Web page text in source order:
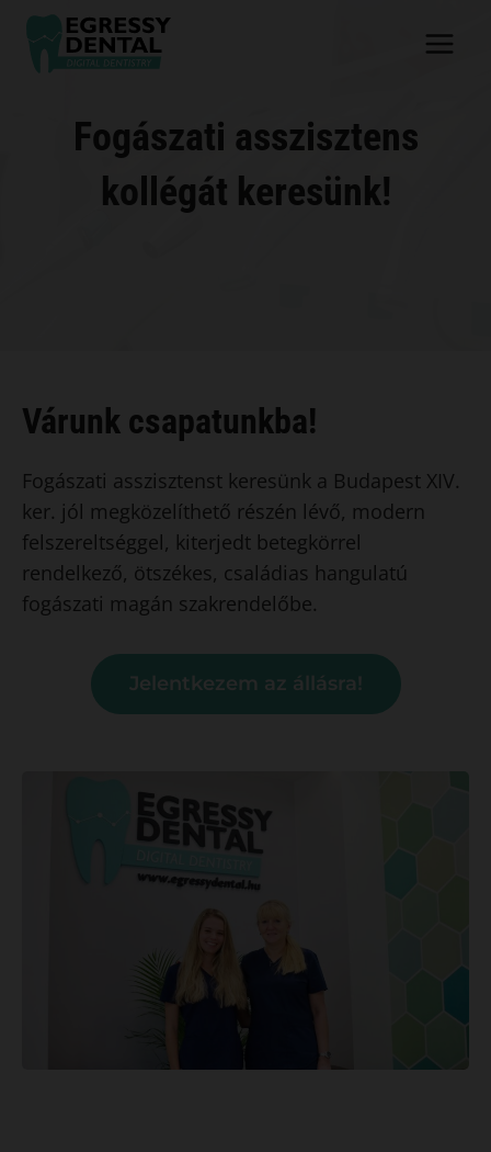
Skip
content
Fogászati asszisztens
kollégát keresünk!
Várunk csapatunkba!
Fogászati asszisztenst keresünk a Budapest XIV.
ker. jól megközelíthető részén lévő, modern
felszereltséggel, kiterjedt betegkörrel
rendelkező, ötszékes, családias hangulatú
fogászati magán szakrendelőbe.
Jelentkezem az állásra!